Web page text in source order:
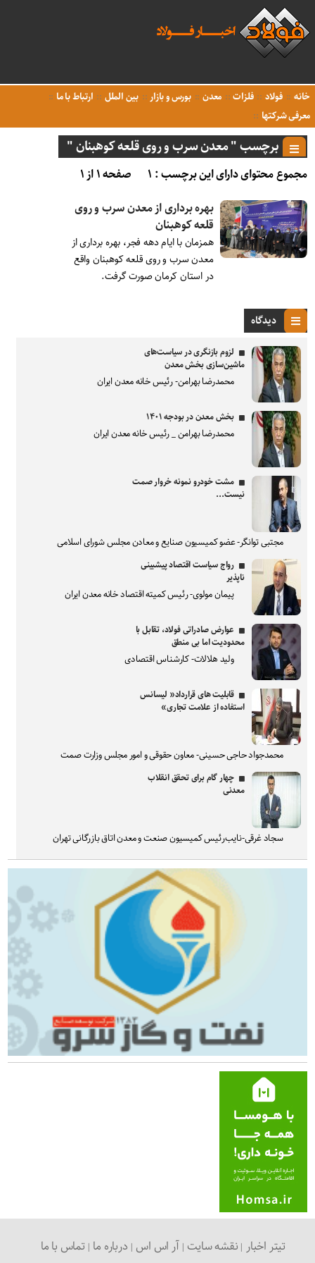
خانه فولاد فلزات معدن بورس و بازار بین الملل
ارتباط با ما
معرفی شرکتها
برچسب " معدن سرب و روی قلعه کوهبنان "
مجموع محتوای دارای این برچسب : ۱
صفحه ۱ از ۱
بهره برداری از معدن سرب و روی
قلعه کوهبنان
همزمان با ایام دهه فجر، بهره برداری از
معدن سرب و روی قلعه کوهبنان واقع
در استان کرمان صورت گرفت.
دیدگاه
لزوم بازنگری در سیاست‌های
ماشین‌سازی بخش معدن
محمدرضا بهرامن- رئیس خانه معدن ایران
بخش معدن در بودجه ۱۴۰۱
محمدرضا بهرامن _ رئیس خانه معدن ایران
مشت خودرو نمونه خروار صمت
نیست...
مجتبی توانگر- عضو کمیسیون صنایع و معادن مجلس شورای اسلامی
رواج سیاست اقتصاد پیشبینی
ناپذیر
پیمان مولوی- رئیس کمیته اقتصاد خانه معدن ایران
عوارض صادراتی فولاد، تقابل با
محدودیت اما بی منطق
ولید هلالات- کارشناس اقتصادی
قابلیت های قرارداد« لیسانس
استفاده از علامت تجاری»
محمدجواد حاجی حسینی- معاون حقوقی و امور مجلس وزارت صمت
چهار گام برای تحقق انقلاب
معدنی
سجاد غرقی-نایب‌رئیس کمیسیون صنعت و معدن اتاق بازرگانی تهران
تیتر اخبار نقشه سایت آر اس اس درباره ما تماس با ما